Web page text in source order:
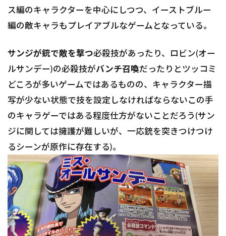
ス編のキャラクターを中心にしつつ、イーストブルー
編の敵キャラもプレイアブルなゲームとなっている。
サンジが銃で敵を撃つ必殺技があったり、ロビン(オー
ルサンデー)の必殺技がバンチ召喚だったりとツッコミ
どころが多いゲームではあるものの、キャラクター描
写が少ない状態で技を設定しなければならないこの手
のキャラゲーではある程度仕方がないことだろう(サン
ジに関しては擁護が難しいが、一応銃を突きつけつけ
るシーンが原作に存在する)。